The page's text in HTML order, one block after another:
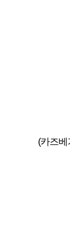
(카즈베기 주
(코울디 호
(동화속 산